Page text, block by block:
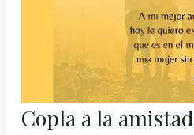
Copla a la amistad